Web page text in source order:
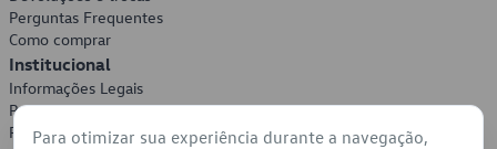
Perguntas Frequentes
Como comprar
Institucional
Informações Legais
Política de Privacidade
Política de Cookies
Para otimizar sua experiência durante a navegação,